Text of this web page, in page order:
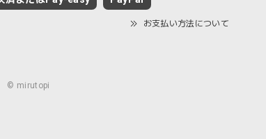
お支払い方法について
© mirutopi